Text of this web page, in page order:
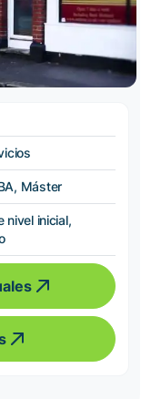
Máster
nivel inicial,